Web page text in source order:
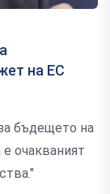
на ЕС
бъдещето на
очакваният